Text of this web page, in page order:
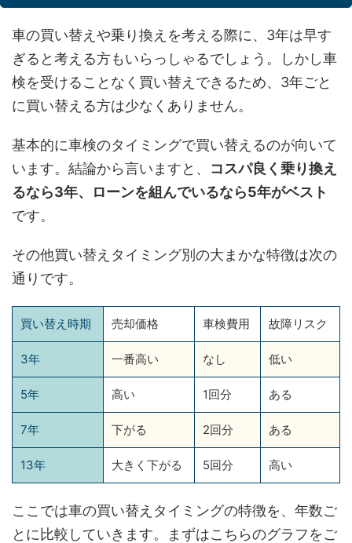
車の買い替えや乗り換えを考える際に、3年は早す
ぎると考える方もいらっしゃるでしょう。しかし車
検を受けることなく買い替えできるため、3年ごと
に買い替える方は少なくありません。
基本的に車検のタイミングで買い替えるのが向いて
います。結論から言いますと、 コスパ良く乗り換え
るなら3年、ローンを組んでいるなら5年がベスト
です。
その他買い替えタイミング別の大まかな特徴は次の
通りです。
買い替え時期 売却価格 車検費用 故障リスク
3年 一番高い なし 低い
5年 高い 1回分 ある
7年 下がる 2回分 ある
13年 大きく下がる 5回分 高い
ここでは車の買い替えタイミングの特徴を、年数ご
とに比較していきます。まずはこちらのグラフをご